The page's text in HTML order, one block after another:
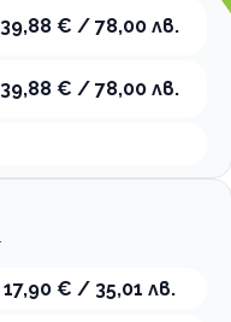
39,88 € / 78,00 лв.
39,88 € / 78,00 лв.
17,90 € / 35,01 лв.